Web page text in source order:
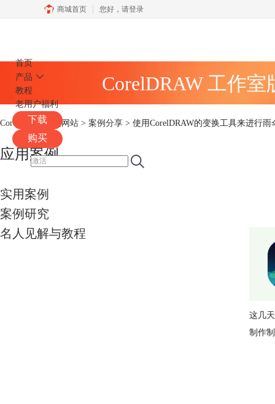
商城首页 您好， 请登录
首页
产品
教程
老用户福利
下载
购买
CorelDRAW 工作
CorelDRAW中文网站 > 案例分享 > 使用CorelDRAW的变换工具来进行雨
应用案例
实用案例
案例研究
名人见解与教程
这几
制作